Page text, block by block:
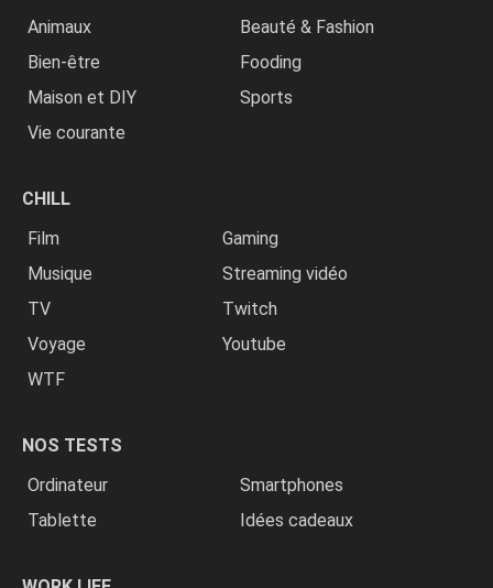
Animaux
Beauté & Fashion
Bien-être
Fooding
Maison et DIY
Sports
Vie courante
CHILL
Film
Gaming
Musique
Streaming vidéo
TV
Twitch
Voyage
Youtube
WTF
NOS TESTS
Ordinateur
Smartphones
Tablette
Idées cadeaux